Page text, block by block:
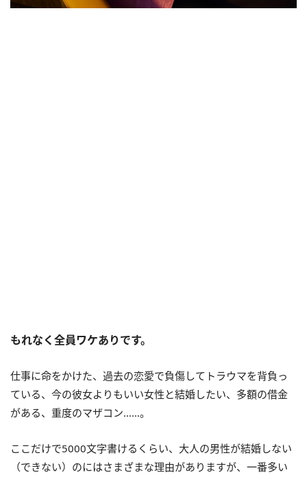
もれなく全員ワケありです。
仕事に命をかけた、過去の恋愛で負傷してトラウマを背負っ
ている、今の彼女よりもいい女性と結婚したい、多額の借金
がある、重度のマザコン……。
ここだけで5000文字書けるくらい、大人の男性が結婚しない
（できない）のにはさまざまな理由がありますが、一番多い